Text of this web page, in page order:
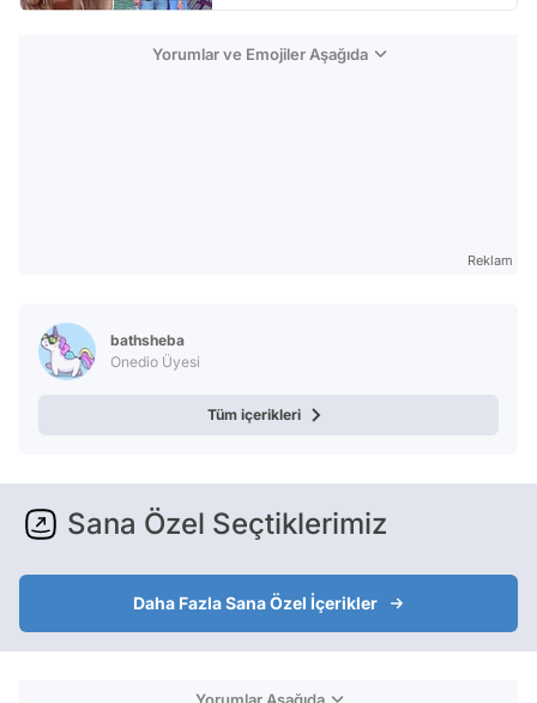
Yorumlar ve Emojiler Aşağıda
Reklam
bathsheba
Onedio Üyesi
Tüm içerikleri
Sana Özel Seçtiklerimiz
Daha Fazla Sana Özel İçerikler
Yorumlar Aşağıda